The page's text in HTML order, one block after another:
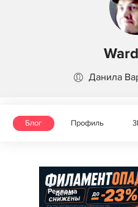
Данила
Блог Профиль
Реклама